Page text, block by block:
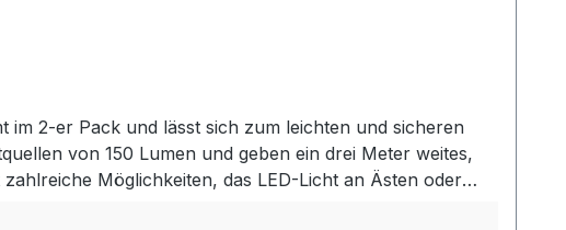
im 2-er Pack und lässt sich zum leichten und sicheren
von 150 Lumen und geben ein drei Meter weites,
Möglichkeiten, das LED-Licht an Ästen oder